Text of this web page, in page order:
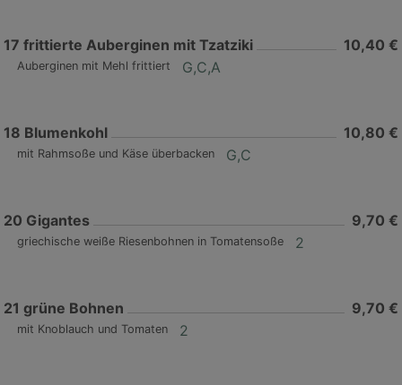
17 frittierte Auberginen mit Tzatziki 10,40 €
Auberginen mit Mehl frittiert G,C,A
18 Blumenkohl 10,80 €
mit Rahmsoße und Käse überbacken G,C
20 Gigantes 9,70 €
griechische weiße Riesenbohnen in Tomatensoße 2
21 grüne Bohnen 9,70 €
mit Knoblauch und Tomaten 2